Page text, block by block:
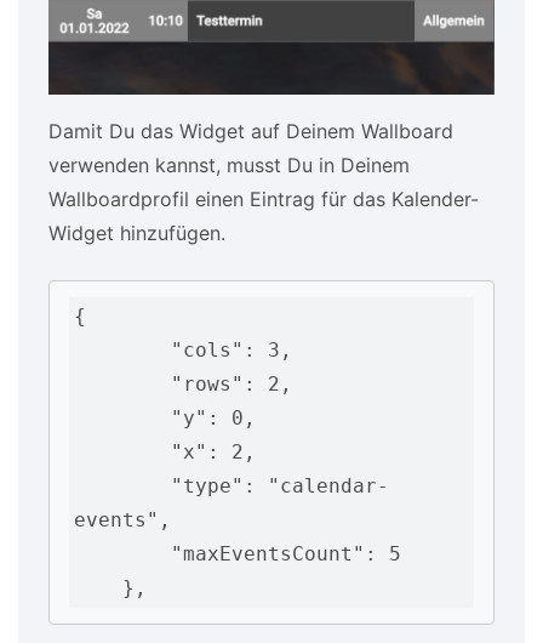
Damit Du das Widget auf Deinem Wallboard
verwenden kannst, musst Du in Deinem
Wallboardprofil einen Eintrag für das Kalender-
Widget hinzufügen.
{
events",
    },